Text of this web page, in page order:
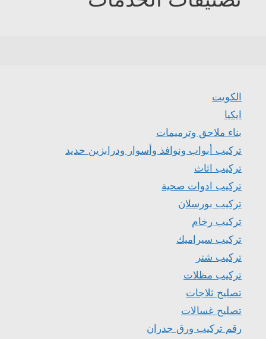
الكويت
ايكيا
بناء ملاحق وترميمات
تركيب أبواب ونوافذ وأسوار ودرابزين حديد
تركيب اثاث
تركيب ادوات صحية
تركيب بورسلان
تركيب رخام
تركيب سيراميك
تركيب شتر
تركيب مظلات
تصليح ثلاجات
تصليح غسالات
رقم تركيب ورق جدران